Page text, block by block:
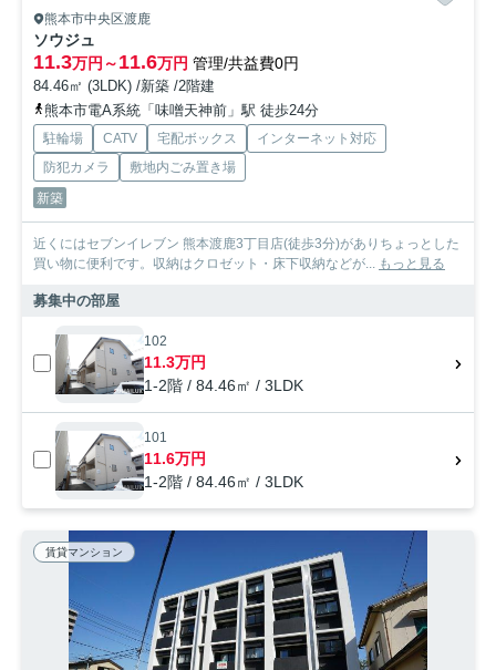
熊本市中央区渡鹿
ソウジュ
11.3万円～11.6万円 管理/共益費0円
84.46㎡ (3LDK) /新築 /2階建
熊本市電A系統「味噌天神前」駅 徒歩24分
駐輪場 CATV 宅配ボックス
インターネット対応
防犯カメラ
敷地内ごみ置き場
新築
近くにはセブンイレブン 熊本渡鹿3丁目店(徒歩3分)がありちょっとした
買い物に便利です。収納はクロゼット・床下収納などが... もっと見る
募集中の部屋
102
11.3万円
1-2階 / 84.46㎡ / 3LDK
101
11.6万円
1-2階 / 84.46㎡ / 3LDK
賃貸マンション